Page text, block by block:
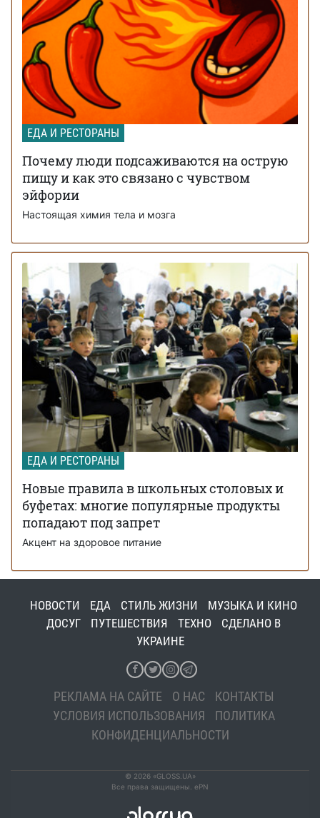
ЕДА И РЕСТОРАНЫ
Почему люди подсаживаются на острую
пищу и как это связано с чувством
эйфории
Настоящая химия тела и мозга
ЕДА И РЕСТОРАНЫ
Новые правила в школьных столовых и
буфетах: многие популярные продукты
попадают под запрет
Акцент на здоровое питание
НОВОСТИ ЕДА СТИЛЬ ЖИЗНИ
МУЗЫКА И КИНО
ДОСУГ
ПУТЕШЕСТВИЯ ТЕХНО
СДЕЛАНО В
УКРАИНЕ
РЕКЛАМА НА САЙТЕ О НАС
КОНТАКТЫ
УСЛОВИЯ ИСПОЛЬЗОВАНИЯ
ПОЛИТИКА
КОНФИДЕНЦИАЛЬНОСТИ
© 2026 «GLOSS.UA»
Все права защищены. ePN